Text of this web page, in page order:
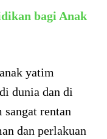
bagi Anak
yatim
dunia dan di
rentan
dan perlakuan